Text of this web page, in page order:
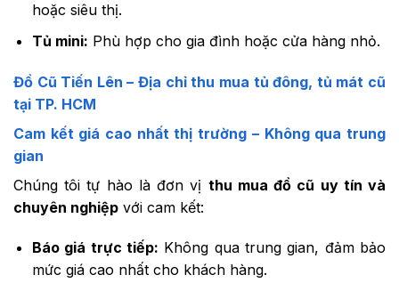
hoặc siêu thị.
Tủ mini: Phù hợp cho gia đình hoặc cửa hàng nhỏ.
Đồ Cũ Tiến Lên – Địa chỉ thu mua tủ đông, tủ mát cũ
tại TP. HCM
Cam kết giá cao nhất thị trường – Không qua trung
gian
Chúng tôi tự hào là đơn vị thu mua đồ cũ uy tín và
chuyên nghiệp với cam kết:
Báo giá trực tiếp: Không qua trung gian, đảm bảo
mức giá cao nhất cho khách hàng.